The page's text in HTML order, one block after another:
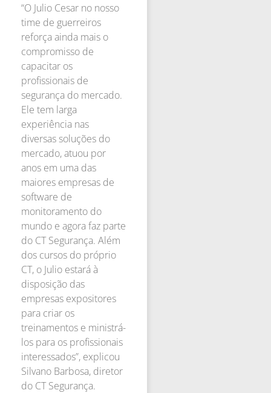
“O Julio Cesar no nosso
time de guerreiros
reforça ainda mais o
compromisso de
capacitar os
profissionais de
segurança do mercado.
Ele tem larga
experiência nas
diversas soluções do
mercado, atuou por
anos em uma das
maiores empresas de
software de
monitoramento do
mundo e agora faz parte
do CT Segurança. Além
dos cursos do próprio
CT, o Julio estará à
disposição das
empresas expositores
para criar os
treinamentos e ministrá-
los para os profissionais
interessados”, explicou
Silvano Barbosa, diretor
do CT Segurança.